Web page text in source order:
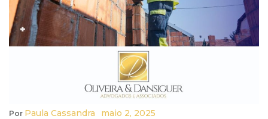
Por Paula Cassandra Maio 2, 2025